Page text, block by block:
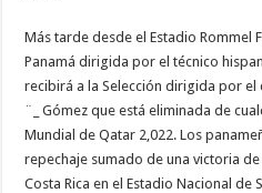
Más tarde desde el Estadio Rommel
Panamá dirigida por el técnico
recibirá a la Selección dirigida por el
¨_ Gómez que está eliminada de
Mundial de Qatar 2,022. Los
repechaje sumado de una victoria
Costa Rica en el Estadio Nacional de